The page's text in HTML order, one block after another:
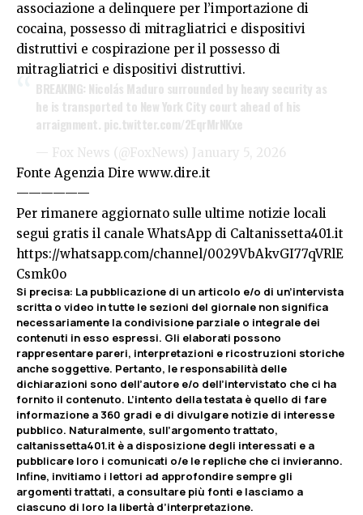
associazione a delinquere per l’importazione di
cocaina, possesso di mitragliatrici e dispositivi
distruttivi e cospirazione per il possesso di
mitragliatrici e dispositivi distruttivi.
BREAKING: Nicolás Maduro surrounded by heavy security as
he is transported to New York City court ahead of his
arraignment. pic.twitter.com/2EqrMrNKxe
— Fox News (@FoxNews) January 5, 2026
Fonte Agenzia Dire www.dire.it
——————
Per rimanere aggiornato sulle ultime notizie locali
segui gratis il canale WhatsApp di Caltanissetta401.it
https://whatsapp.com/channel/0029VbAkvGI77qVRlE
Csmk0o
Si precisa: La pubblicazione di un articolo e/o di un’intervista
scritta o video in tutte le sezioni del giornale non significa
necessariamente la condivisione parziale o integrale dei
contenuti in esso espressi. Gli elaborati possono
rappresentare pareri, interpretazioni e ricostruzioni storiche
anche soggettive. Pertanto, le responsabilità delle
dichiarazioni sono dell’autore e/o dell’intervistato che ci ha
fornito il contenuto. L’intento della testata è quello di fare
informazione a 360 gradi e di divulgare notizie di interesse
pubblico. Naturalmente, sull’argomento trattato,
caltanissetta401.it è a disposizione degli interessati e a
pubblicare loro i comunicati o/e le repliche che ci invieranno.
Infine, invitiamo i lettori ad approfondire sempre gli
argomenti trattati, a consultare più fonti e lasciamo a
ciascuno di loro la libertà d’interpretazione.